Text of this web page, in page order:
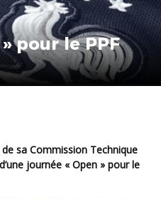
pour le PPF
journée « Open » pour le